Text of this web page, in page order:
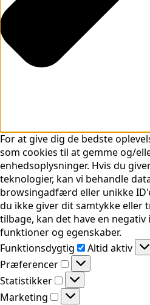
For at give dig de bedste
som cookies til at gemme og/
enhedsoplysninger. Hvis du
teknologier, kan vi behandle
browsingadfærd eller unikke
du ikke giver dit samtykke
tilbage, kan det have en
funktioner og egenskaber.
Funktionsdygtig
Altid aktiv
Præferencer
Præferencer
Statistikker
Statistikker
Marketing
Marketing